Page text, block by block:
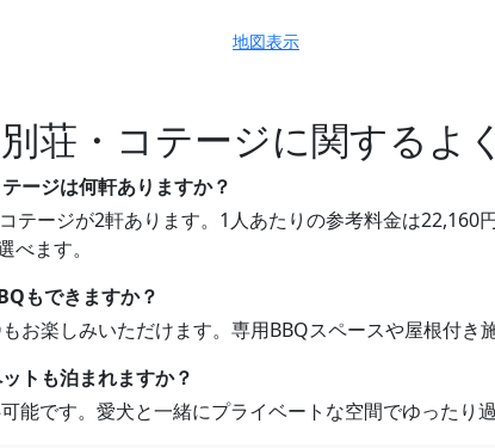
地図表示
荘・コテージに関するよ
ージは何軒ありますか？
テージが2軒あります。1人あたりの参考料金は22,160
ます。
もできますか？
お楽しみいただけます。専用BBQスペースや屋根付き
トも泊まれますか？
能です。愛犬と一緒にプライベートな空間でゆったり過